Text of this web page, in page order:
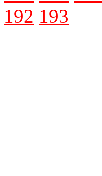
192 193